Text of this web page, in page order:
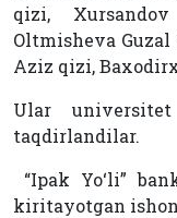
qizi,
Oltmisheva Guzal
Aziz qizi,
Ular
taqdirlandilar.
“Ipak Yo‘li”
kiritayotgan